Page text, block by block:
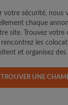
votre sécurité, nous
chaque
site. Trouvez votre
rencontrez les
et organisez des
TROUVER UNE